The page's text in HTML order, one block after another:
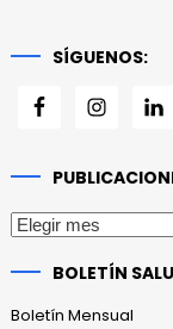
SÍGUENOS:
Publicaciones
BOLETÍN
Boletín Mensual